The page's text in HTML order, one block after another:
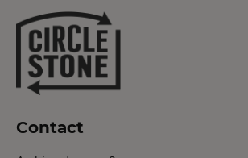
Contact